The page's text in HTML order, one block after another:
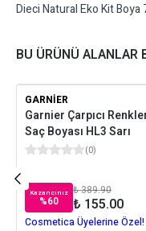
Dieci Natural Eko Kit Boya
BU ÜRÜNÜ ALANLAR
GARNIER
Garnier Çarpıcı
Saç Boyası HL3 Sarı
(0)
Kazancınız
%60
₺ 389.90
₺ 155.00
Cosmetica Üyelerine Özel!